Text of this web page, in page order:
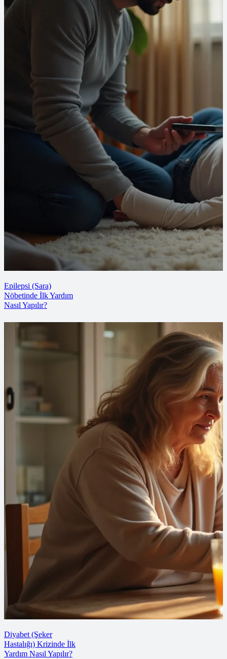
Epilepsi (Sara)
Nöbetinde İlk Yardım
Nasıl Yapılır?
Diyabet (Şeker
Hastalığı) Krizinde İlk
Yardım Nasıl Yapılır?